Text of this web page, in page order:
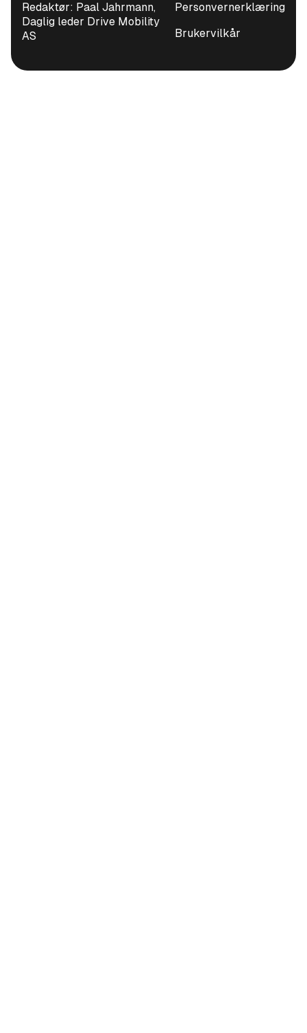
Redaktør: Paal Jahrmann,
Daglig leder Drive Mobility
AS
Personvernerklæring
Brukervilkår